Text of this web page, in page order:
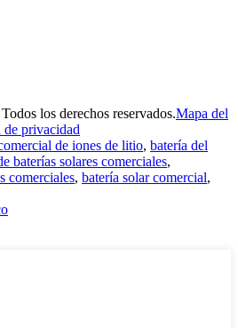
los derechos reservados.Mapa del
de privacidad
de iones de litio, batería del
baterías solares comerciales,
comerciales, batería solar comercial,